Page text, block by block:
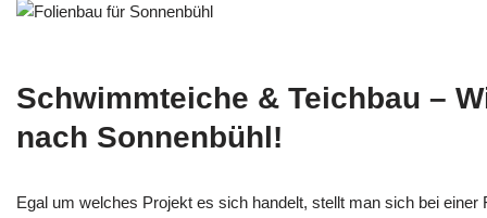
Schwimmteiche & Teichbau –
nach Sonnenbühl!
Egal um welches Projekt es sich handelt, stellt man sich bei einer